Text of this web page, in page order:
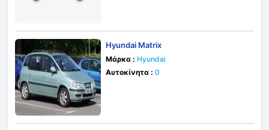
Hyundai Matrix
Μάρκα : Hyundai
Αυτοκίνητα : 0